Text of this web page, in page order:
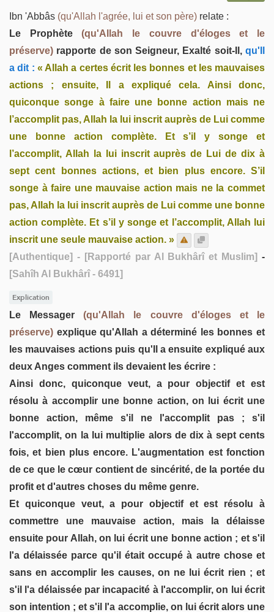
Ibn 'Abbâs (qu'Allah l'agrée, lui et son père) relate :
Le Prophète(qu'Allah le couvre d'éloges et le
préserve) rapporte de son Seigneur, Exalté soit-Il,qu'Il
a dit : « Allah a certes écrit les bonnes et les mauvaises
actions ; ensuite, Il a expliqué cela. Ainsi donc,
quiconque songe à faire une bonne action mais ne
l’accomplit pas, Allah la lui inscrit auprès de Lui comme
une bonne action complète. Et s’il y songe et
l’accomplit, Allah la lui inscrit auprès de Lui de dix à
sept cent bonnes actions, et bien plus encore. S’il
songe à faire une mauvaise action mais ne la commet
pas, Allah la lui inscrit auprès de Lui comme une bonne
action complète. Et s’il y songe et l’accomplit, Allah lui
inscrit une seule mauvaise action. »
[Authentique] - [Rapporté par Al Bukhârî et Muslim] -
[Sahîh Al Bukhârî - 6491]
Explication
Le Messager(qu'Allah le couvre d'éloges et le
préserve) explique qu'Allah a déterminé les bonnes et
les mauvaises actions puis qu'Il a ensuite expliqué aux
deux Anges comment ils devaient les écrire :
Ainsi donc, quiconque veut, a pour objectif et est
résolu à accomplir une bonne action, on lui écrit une
bonne action, même s'il ne l'accomplit pas ; s'il
l'accomplit, on la lui multiplie alors de dix à sept cents
fois, et bien plus encore. L'augmentation est fonction
de ce que le cœur contient de sincérité, de la portée du
profit et d'autres choses du même genre.
Et quiconque veut, a pour objectif et est résolu à
commettre une mauvaise action, mais la délaisse
ensuite pour Allah, on lui écrit une bonne action ; et s'il
l'a délaissée parce qu'il était occupé à autre chose et
sans en accomplir les causes, on ne lui écrit rien ; et
s'il l'a délaissée par incapacité à l'accomplir, on lui écrit
son intention ; et s'il l'a accomplie, on lui écrit alors une